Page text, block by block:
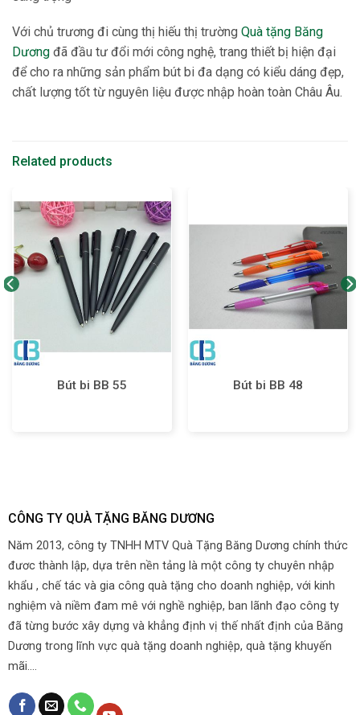
Với chủ trương đi cùng thị hiếu thị trường Quà tặng Băng
Dương đã đầu tư đổi mới công nghệ, trang thiết bị hiện đại
để cho ra những sản phẩm bút bi đa dạng có kiểu dáng đẹp,
chất lượng tốt từ nguyên liệu được nhập hoàn toàn Châu Âu.
Related products
Bút bi BB 55 Bút bi BB 48
CÔNG TY QUÀ TẶNG BĂNG DƯƠNG
Năm 2013, công ty TNHH MTV Quà Tặng Băng Dương chính thức
đươc thành lập, dựa trên nền tảng là một công ty chuyên nhập
khẩu , chế tác và gia công quà tặng cho doanh nghiệp, với kinh
nghiệm và niềm đam mê với nghề nghiệp, ban lãnh đạo công ty
đã từng bước xây dựng và khẳng định vị thế nhất định của Băng
Dương trong lĩnh vực quà tặng doanh nghiệp, quà tặng khuyến
mãi....